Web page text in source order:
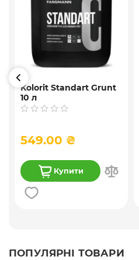
Kolorit Standart Grunt
10 л
549.00 ₴
Купити
ПОПУЛЯРНІ ТОВАРИ